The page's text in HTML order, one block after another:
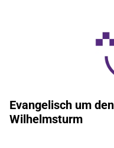
Evangelisch um den
Wilhelmsturm